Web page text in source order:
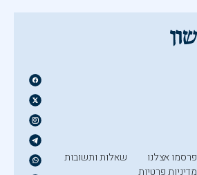
פרסמו אצלנו
מדיניות פרטיות
שאלות ותשובות